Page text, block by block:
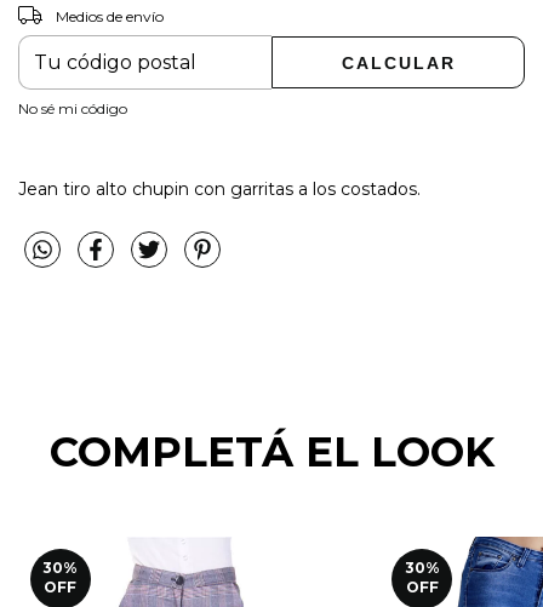
Entregas para el CP:
Medios de envío
CALCULAR
No sé mi código
Jean tiro alto chupin con garritas a los costados.
COMPLETÁ EL LOOK
30%
OFF
30%
OFF